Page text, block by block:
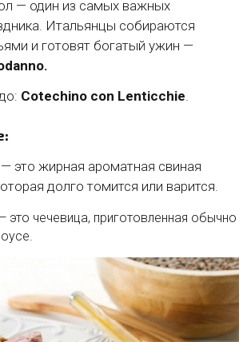
— один из самых важных
Итальянцы собираются
и готовят богатый ужин —
Cotechino con Lenticchie
это жирная ароматная свиная
долго томится или варится.
это чечевица, приготовленная обычно